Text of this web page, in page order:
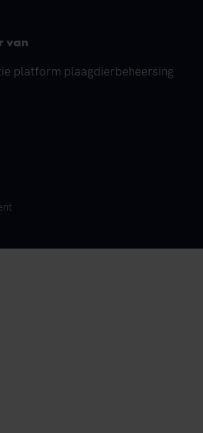
van
platform plaagdierbeheersing